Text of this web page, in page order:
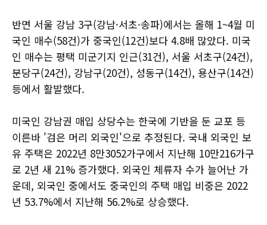
반면 서울 강남 3구(강남·서초·송파)에서는 올해 1~4월 미
국인 매수(58건)가 중국인(12건)보다 4.8배 많았다. 미국
인 매수는 평택 미군기지 인근(31건), 서울 서초구(24건),
분당구(24건), 강남구(20건), 성동구(14건), 용산구(14건)
등에서 활발했다.
미국인 강남권 매입 상당수는 한국에 기반을 둔 교포 등
이른바 '검은 머리 외국인'으로 추정된다. 국내 외국인 보
유 주택은 2022년 8만3052가구에서 지난해 10만216가구
로 2년 새 21% 증가했다. 외국인 체류자 수가 늘어난 가
운데, 외국인 중에서도 중국인의 주택 매입 비중은 2022
년 53.7%에서 지난해 56.2%로 상승했다.